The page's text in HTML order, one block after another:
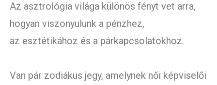
Az asztrológia világa különös fényt vet arra,
hogyan viszonyulunk a pénzhez,
az esztétikához és a párkapcsolatokhoz.
Van pár zodiákus jegy, amelynek női képviselői